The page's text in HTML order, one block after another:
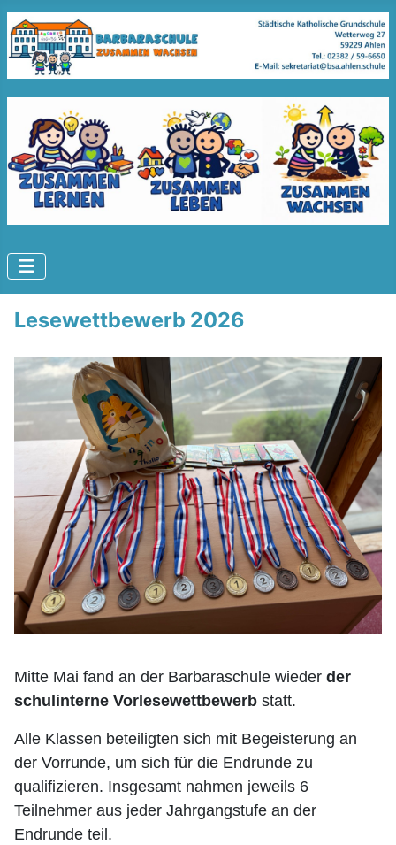
Lesewettbewerb 2026
Mitte Mai fand an der Barbaraschule wieder der
schulinterne Vorlesewettbewerb statt.
Alle Klassen beteiligten sich mit Begeisterung an
der Vorrunde, um sich für die Endrunde zu
qualifizieren. Insgesamt nahmen jeweils 6
Teilnehmer aus jeder Jahrgangstufe an der
Endrunde teil.